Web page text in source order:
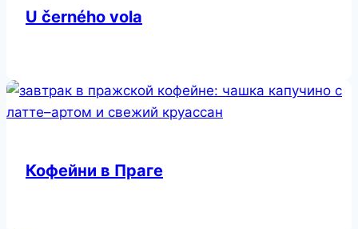
U černého vola
Кофейни в Праге